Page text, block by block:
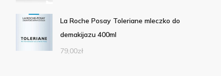
La Roche Posay Toleriane mleczko do
demakijazu 400ml
79,00zł